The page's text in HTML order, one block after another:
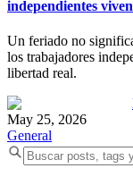
independientes
Un feriado no
los trabajadores
libertad real.
May 25, 2026
General